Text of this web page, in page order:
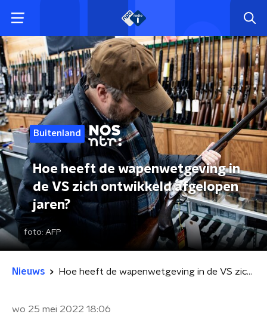
Buitenland
Hoe heeft de wapenwetgeving in
de VS zich ontwikkeld afgelopen
jaren?
foto: AFP
Nieuws Hoe heeft de wapenwetgeving in de VS zich ontwikkeld afgelopen jaren?
wo 25 mei 2022 18:06